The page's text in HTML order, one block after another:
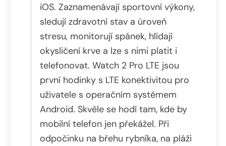
iOS. Zaznamenávají sportovní výkony,
sledují zdravotní stav a úroveň
stresu, monitorují spánek, hlídají
okysličení krve a lze s nimi platit i
telefonovat. Watch 2 Pro LTE jsou
první hodinky s LTE konektivitou pro
uživatele s operačním systémem
Android. Skvěle se hodí tam, kde by
mobilní telefon jen překážel. Při
odpočinku na břehu rybníka, na pláži